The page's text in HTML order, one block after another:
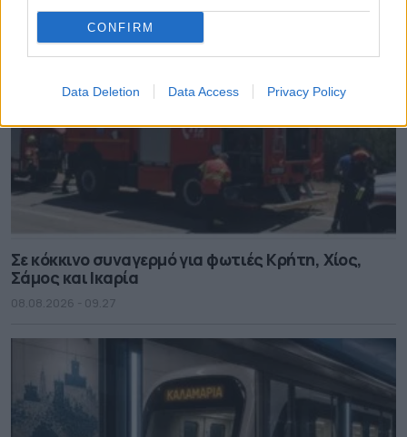
CONFIRM
Data Deletion Data Access Privacy Policy
Σε κόκκινο συναγερμό για φωτιές Κρήτη, Χίος,
Σάμος και Ικαρία
08.08.2026 - 09.27